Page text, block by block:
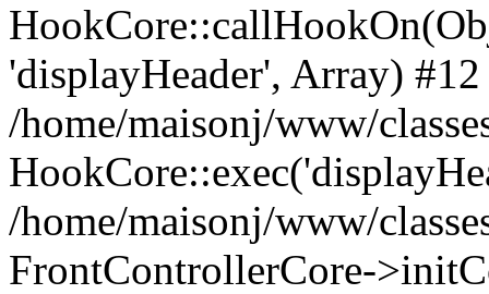
'displayHeader', Array) #12
/home/maisonj/www/
/home/maisonj/www/
FrontControllerCore-